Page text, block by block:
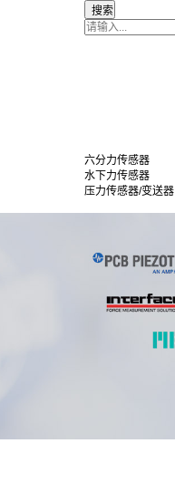
六分力传感器
水下力传感器
压力传感器/变送器